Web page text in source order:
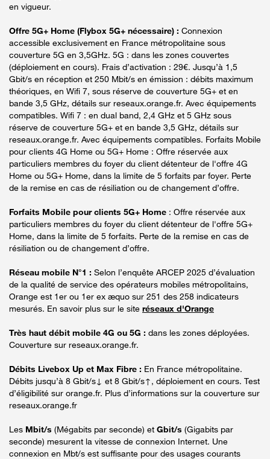
en vigueur.
Offre 5G+ Home (Flybox 5G+ nécessaire) : Connexion
accessible exclusivement en France métropolitaine sous
couverture 5G en 3,5GHz. 5G : dans les zones couvertes
(déploiement en cours). Frais d’activation : 29€. Jusqu’à 1,5
Gbit/s en réception et 250 Mbit/s en émission : débits maximum
théoriques, en Wifi 7, sous réserve de couverture 5G+ et en
bande 3,5 GHz, détails sur reseaux.orange.fr. Avec équipements
compatibles. Wifi 7 : en dual band, 2,4 GHz et 5 GHz sous
réserve de couverture 5G+ et en bande 3,5 GHz, détails sur
reseaux.orange.fr. Avec équipements compatibles. Forfaits Mobile
pour clients 4G Home ou 5G+ Home : Offre réservée aux
particuliers membres du foyer du client détenteur de l'offre 4G
Home ou 5G+ Home, dans la limite de 5 forfaits par foyer. Perte
de la remise en cas de résiliation ou de changement d’offre.
Forfaits Mobile pour clients 5G+ Home : Offre réservée aux
particuliers membres du foyer du client détenteur de l'offre 5G+
Home, dans la limite de 5 forfaits. Perte de la remise en cas de
résiliation ou de changement d’offre.
Réseau mobile N°1 : Selon l’enquête ARCEP 2025 d’évaluation
de la qualité de service des opérateurs mobiles métropolitains,
Orange est 1er ou 1er ex æquo sur 251 des 258 indicateurs
mesurés. En savoir plus sur le site réseaux d'Orange
Très haut débit mobile 4G ou 5G : dans les zones déployées.
Couverture sur reseaux.orange.fr.
Débits Livebox Up et Max Fibre : En France métropolitaine.
Débits jusqu’à 8 Gbit/s↓ et 8 Gbit/s↑, déploiement en cours. Test
d’éligibilité sur orange.fr. Plus d’informations sur la couverture sur
reseaux.orange.fr
Les Mbit/s (Mégabits par seconde) et Gbit/s (Gigabits par
seconde) mesurent la vitesse de connexion Internet. Une
connexion en Mbt/s est suffisante pour des usages courants